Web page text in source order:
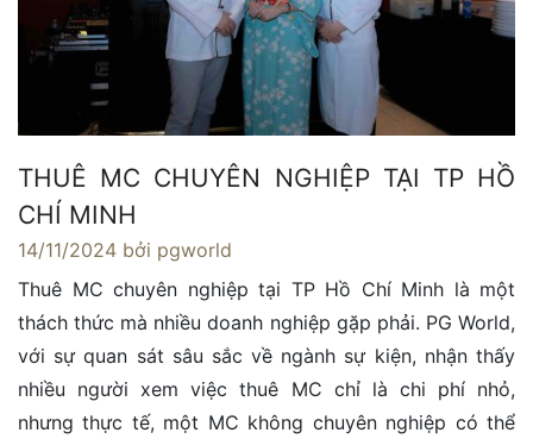
THUÊ MC CHUYÊN NGHIỆP TẠI TP HỒ
CHÍ MINH
14/11/2024 bởi pgworld
Thuê MC chuyên nghiệp tại TP Hồ Chí Minh là một
thách thức mà nhiều doanh nghiệp gặp phải. PG World,
với sự quan sát sâu sắc về ngành sự kiện, nhận thấy
nhiều người xem việc thuê MC chỉ là chi phí nhỏ,
nhưng thực tế, một MC không chuyên nghiệp có thể